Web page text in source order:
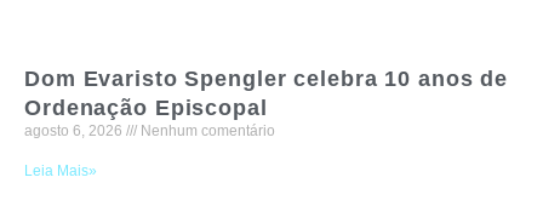
Dom Evaristo Spengler celebra 10 anos de
Ordenação Episcopal
agosto 6, 2026 Nenhum comentário
Leia Mais»